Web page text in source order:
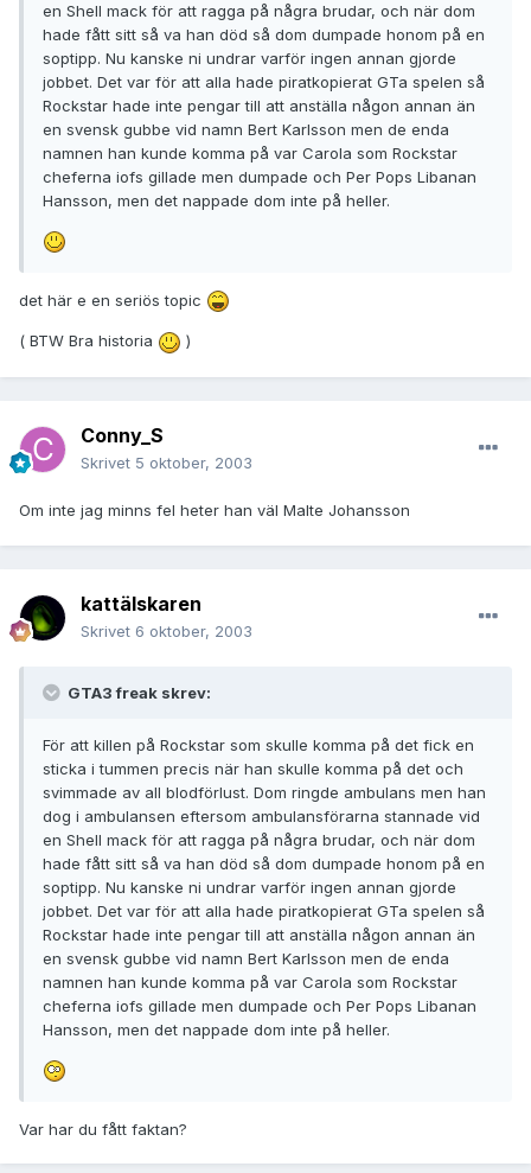
en Shell mack för att ragga på några brudar, och när dom
hade fått sitt så va han död så dom dumpade honom på en
soptipp. Nu kanske ni undrar varför ingen annan gjorde
jobbet. Det var för att alla hade piratkopierat GTa spelen så
Rockstar hade inte pengar till att anställa någon annan än
en svensk gubbe vid namn Bert Karlsson men de enda
namnen han kunde komma på var Carola som Rockstar
cheferna iofs gillade men dumpade och Per Pops Libanan
Hansson, men det nappade dom inte på heller.
det här e en seriös topic
( BTW Bra historia )
Conny_S
Skrivet 5 oktober, 2003
Om inte jag minns fel heter han väl Malte Johansson
kattälskaren
Skrivet 6 oktober, 2003
GTA3 freak skrev:
För att killen på Rockstar som skulle komma på det fick en
sticka i tummen precis när han skulle komma på det och
svimmade av all blodförlust. Dom ringde ambulans men han
dog i ambulansen eftersom ambulansförarna stannade vid
en Shell mack för att ragga på några brudar, och när dom
hade fått sitt så va han död så dom dumpade honom på en
soptipp. Nu kanske ni undrar varför ingen annan gjorde
jobbet. Det var för att alla hade piratkopierat GTa spelen så
Rockstar hade inte pengar till att anställa någon annan än
en svensk gubbe vid namn Bert Karlsson men de enda
namnen han kunde komma på var Carola som Rockstar
cheferna iofs gillade men dumpade och Per Pops Libanan
Hansson, men det nappade dom inte på heller.
Var har du fått faktan?